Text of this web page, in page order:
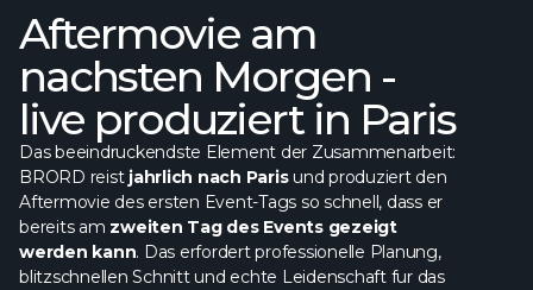
Aftermovie am
nachsten Morgen -
live produziert in Paris
Das beeindruckendste Element der Zusammenarbeit:
BRORD reist jahrlich nach Parisund produziert den
Aftermovie des ersten Event-Tags so schnell, dass er
bereits am zweiten Tag des Events gezeigt
werden kann. Das erfordert professionelle Planung,
blitzschnellen Schnitt und echte Leidenschaft fur das